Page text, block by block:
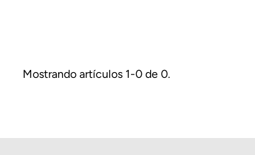
Mostrando artículos 1-0 de 0.